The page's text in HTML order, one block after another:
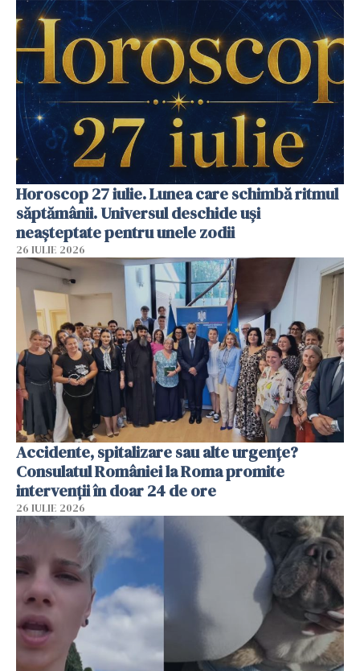
Horoscop 27 iulie. Lunea care schimbă ritmul
săptămânii. Universul deschide uși
neașteptate pentru unele zodii
26 IULIE 2026
Accidente, spitalizare sau alte urgențe?
Consulatul României la Roma promite
intervenții în doar 24 de ore
26 IULIE 2026